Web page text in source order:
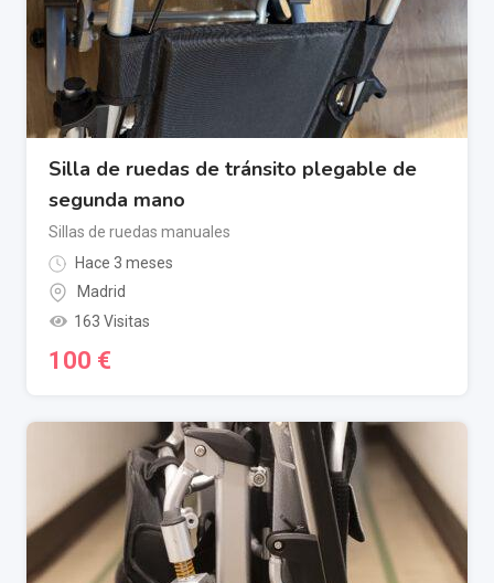
Silla de ruedas de tránsito plegable de
segunda mano
Sillas de ruedas manuales
Hace 3 meses
Madrid
163 Visitas
100 €